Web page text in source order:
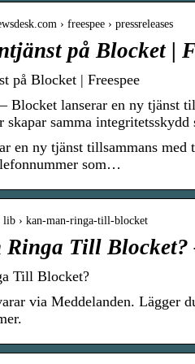
› freespee › pressreleases
på Blocket |
på Blocket | Freespee
Blocket lanserar en ny tjänst
skapar samma
en ny tjänst tillsammans med
som…
lib › kan-man-ringa-till-blocket
Ringa Till Blocket?
Till Blocket?
via Meddelanden. Lägger